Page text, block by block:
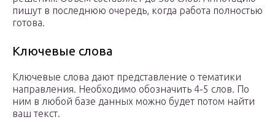
пишут в последнюю очередь, когда работа полностью
готова.
Ключевые слова
Ключевые слова дают представление о тематики
направления. Необходимо обозначить 4-5 слов. По
ним в любой базе данных можно будет потом найти
ваш текст.